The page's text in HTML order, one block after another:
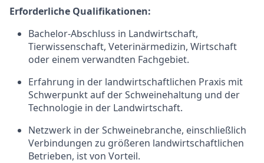
Erforderliche Qualifikationen:
Bachelor-Abschluss in Landwirtschaft,
Tierwissenschaft, Veterinärmedizin, Wirtschaft
oder einem verwandten Fachgebiet.
Erfahrung in der landwirtschaftlichen Praxis mit
Schwerpunkt auf der Schweinehaltung und der
Technologie in der Landwirtschaft.
Netzwerk in der Schweinebranche, einschließlich
Verbindungen zu größeren landwirtschaftlichen
Betrieben, ist von Vorteil.